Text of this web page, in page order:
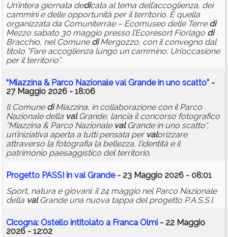
Un’intera giornata dedicata al tema dell’accoglienza, dei
cammini e delle opportunità per il territorio. È quella
organizzata da Comuniterràe – Ecomuseo delle Terre di
Mezzo sabato 30 maggio presso l’Ecoresort Fiorlago di
Bracchio, nel Comune diMergozzo, con il convegno dal
titolo “Fare accoglienza lungo un cammino. Un’occasione
per il territorio”.
“Miazzina & Parco NazionalevalGrande in uno scatto” -
27 Maggio 2026 - 18:06
Il Comune diMiazzina, in collaborazione con il Parco
Nazionale della valGrande, lancia il concorso fotografico
“Miazzina & Parco Nazionale valGrande in uno scatto”,
un’iniziativa aperta a tutti pensata per valorizzare
attraverso la fotografia la bellezza, l’identità e il
patrimonio paesaggistico del territorio.
Progetto PASSI in valGrande- 23 Maggio 2026 - 08:01
Sport, natura e giovani: il 24 maggio nel Parco Nazionale
della valGrande una nuova tappa del progetto P.A.S.S.I.
Cicogna: Ostello intitolato a Franca Olmi - 22 Maggio
2026 - 12:02